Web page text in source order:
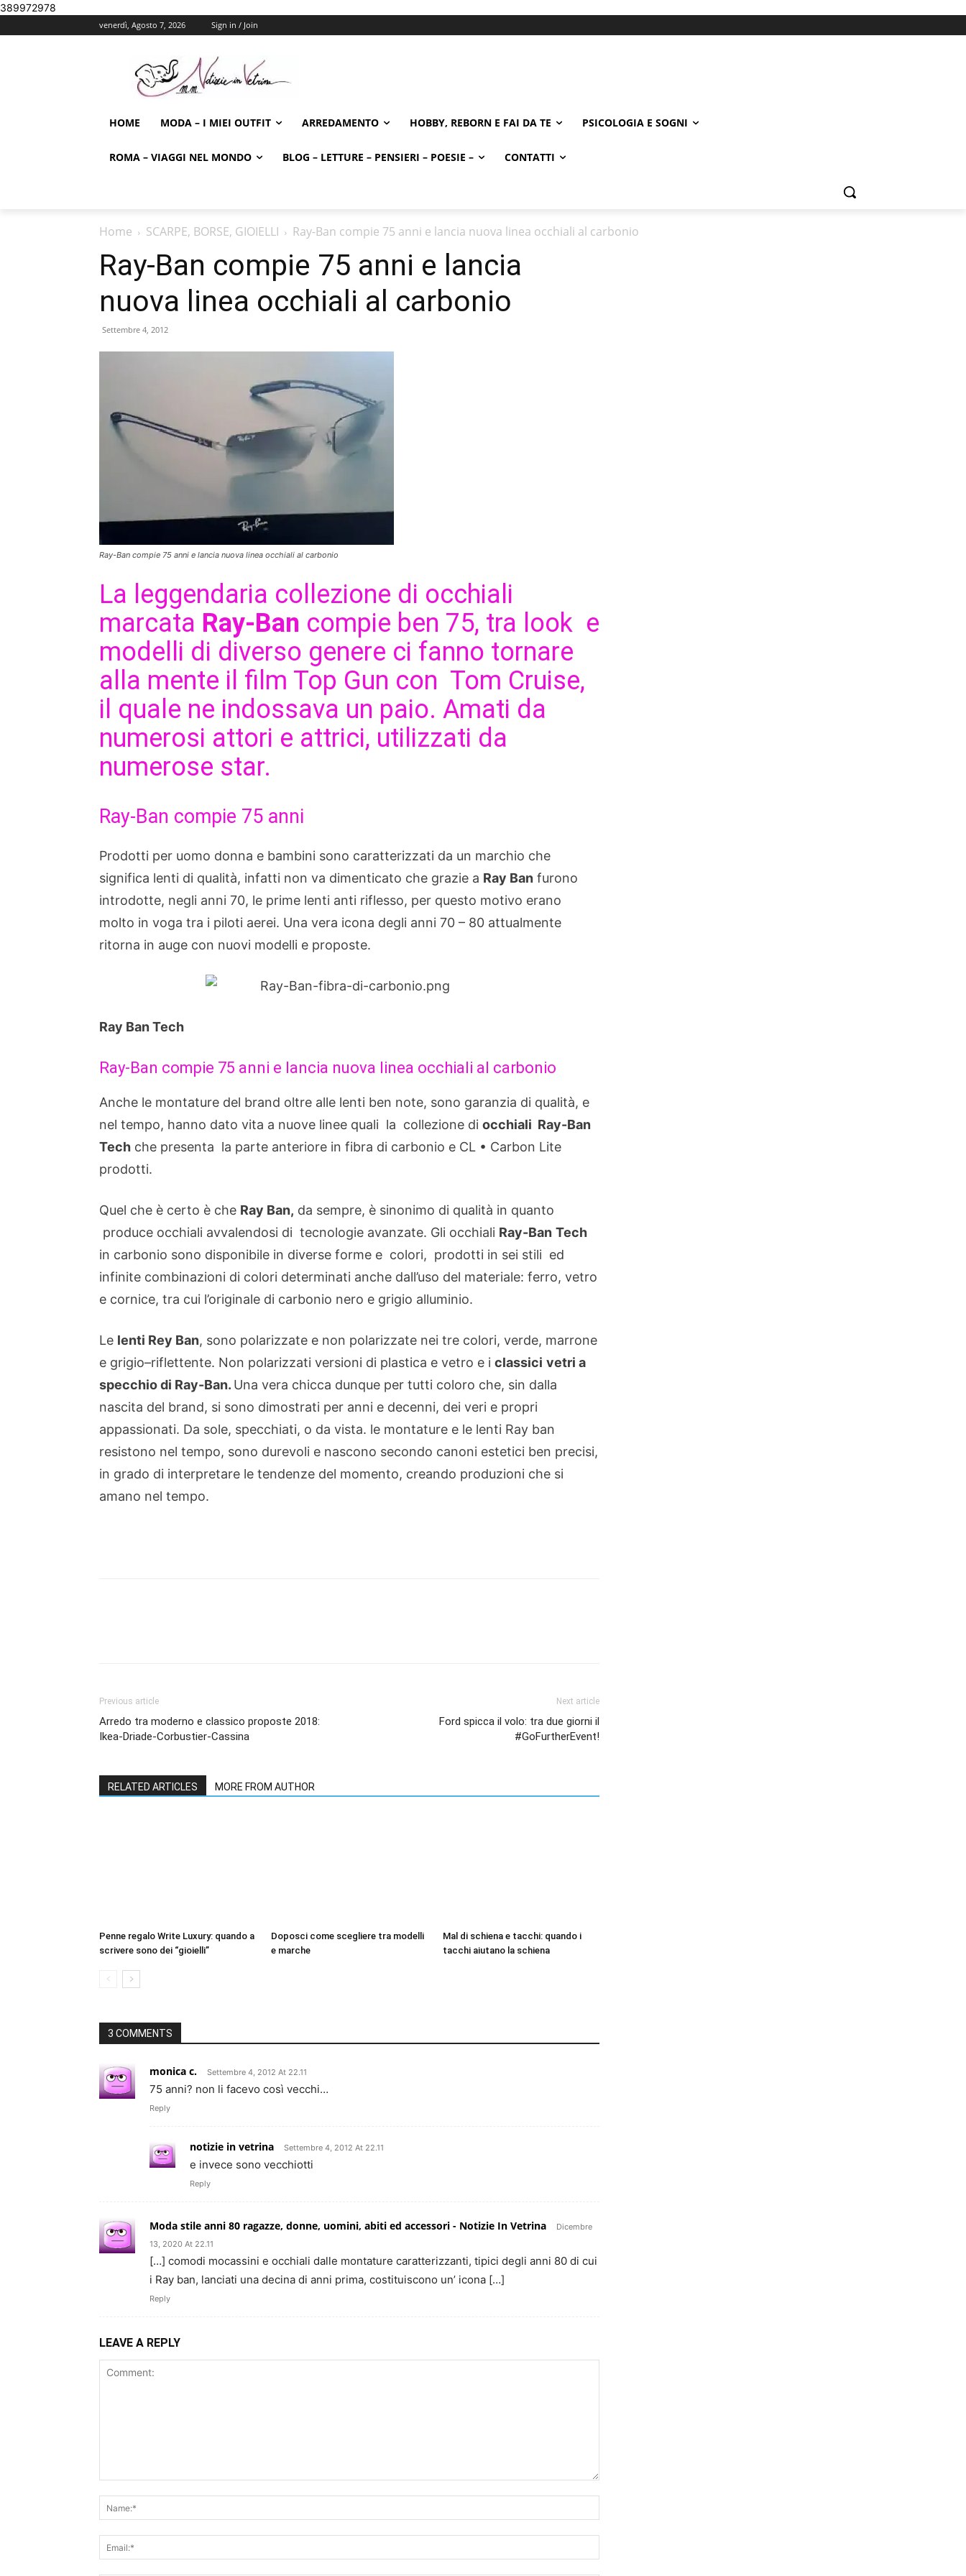
389972978
venerdì, Agosto 7, 2026 Sign in / Join
HOME MODA – I MIEI OUTFIT ARREDAMENTO HOBBY, REBORN E FAI DA TE PSICOLOGIA E SOGNI
ROMA – VIAGGI NEL MONDO BLOG – LETTURE – PENSIERI – POESIE – CONTATTI
Home SCARPE, BORSE, GIOIELLI Ray-Ban compie 75 anni e lancia nuova linea occhiali al carbonio
Ray-Ban compie 75 anni e lancia
nuova linea occhiali al carbonio
Settembre 4, 2012
Ray-Ban compie 75 anni e lancia nuova linea occhiali al carbonio
La leggendaria collezione di occhiali
marcata Ray-Ban compie ben 75, tra look e
modelli di diverso genere ci fanno tornare
alla mente il film Top Gun con Tom Cruise,
il quale ne indossava un paio. Amati da
numerosi attori e attrici, utilizzati da
numerose star.
Ray-Ban compie 75 anni
Prodotti per uomo donna e bambini sono caratterizzati da un marchio che
significa lenti di qualità, infatti non va dimenticato che grazie a Ray Ban furono
introdotte, negli anni 70, le prime lenti anti riflesso, per questo motivo erano
molto in voga tra i piloti aerei. Una vera icona degli anni 70 – 80 attualmente
ritorna in auge con nuovi modelli e proposte.
Ray Ban Tech
Ray-Ban compie 75 anni e lancia nuova linea occhiali al carbonio
Anche le montature del brand oltre alle lenti ben note, sono garanzia di qualità, e
nel tempo, hanno dato vita a nuove linee quali la collezione di occhiali Ray-Ban
Tech che presenta la parte anteriore in fibra di carbonio e CL • Carbon Lite
prodotti.
Quel che è certo è che Ray Ban, da sempre, è sinonimo di qualità in quanto
produce occhiali avvalendosi di tecnologie avanzate. Gli occhiali Ray-Ban Tech
in carbonio sono disponibile in diverse forme e colori, prodotti in sei stili ed
infinite combinazioni di colori determinati anche dall’uso del materiale: ferro, vetro
e cornice, tra cui l’originale di carbonio nero e grigio alluminio.
Le lenti Rey Ban, sono polarizzate e non polarizzate nei tre colori, verde, marrone
e grigio–riflettente. Non polarizzati versioni di plastica e vetro e i classici vetri a
specchiodi Ray-Ban. Una vera chicca dunque per tutti coloro che, sin dalla
nascita del brand, si sono dimostrati per anni e decenni, dei veri e propri
appassionati. Da sole, specchiati, o da vista. le montature e le lenti Ray ban
resistono nel tempo, sono durevoli e nascono secondo canoni estetici ben precisi,
in grado di interpretare le tendenze del momento, creando produzioni che si
amano nel tempo.
Previous article
Arredo tra moderno e classico proposte 2018:
Ikea-Driade-Corbustier-Cassina
Next article
Ford spicca il volo: tra due giorni il
#GoFurtherEvent!
RELATED ARTICLES MORE FROM AUTHOR
Penne regalo Write Luxury: quando a
scrivere sono dei “gioielli”
Doposci come scegliere tra modelli
e marche
Mal di schiena e tacchi: quando i
tacchi aiutano la schiena
3 COMMENTS
monica c. Settembre 4, 2012 At 22.11
75 anni? non li facevo così vecchi…
Reply
notizie in vetrina Settembre 4, 2012 At 22.11
e invece sono vecchiotti
Reply
Moda stile anni 80 ragazze, donne, uomini, abiti ed accessori - Notizie In Vetrina
Dicembre
13, 2020 At 22.11
[…] comodi mocassini e occhiali dalle montature caratterizzanti, tipici degli anni 80 di cui
i Ray ban, lanciati una decina di anni prima, costituiscono un’ icona […]
Reply
LEAVE A REPLY